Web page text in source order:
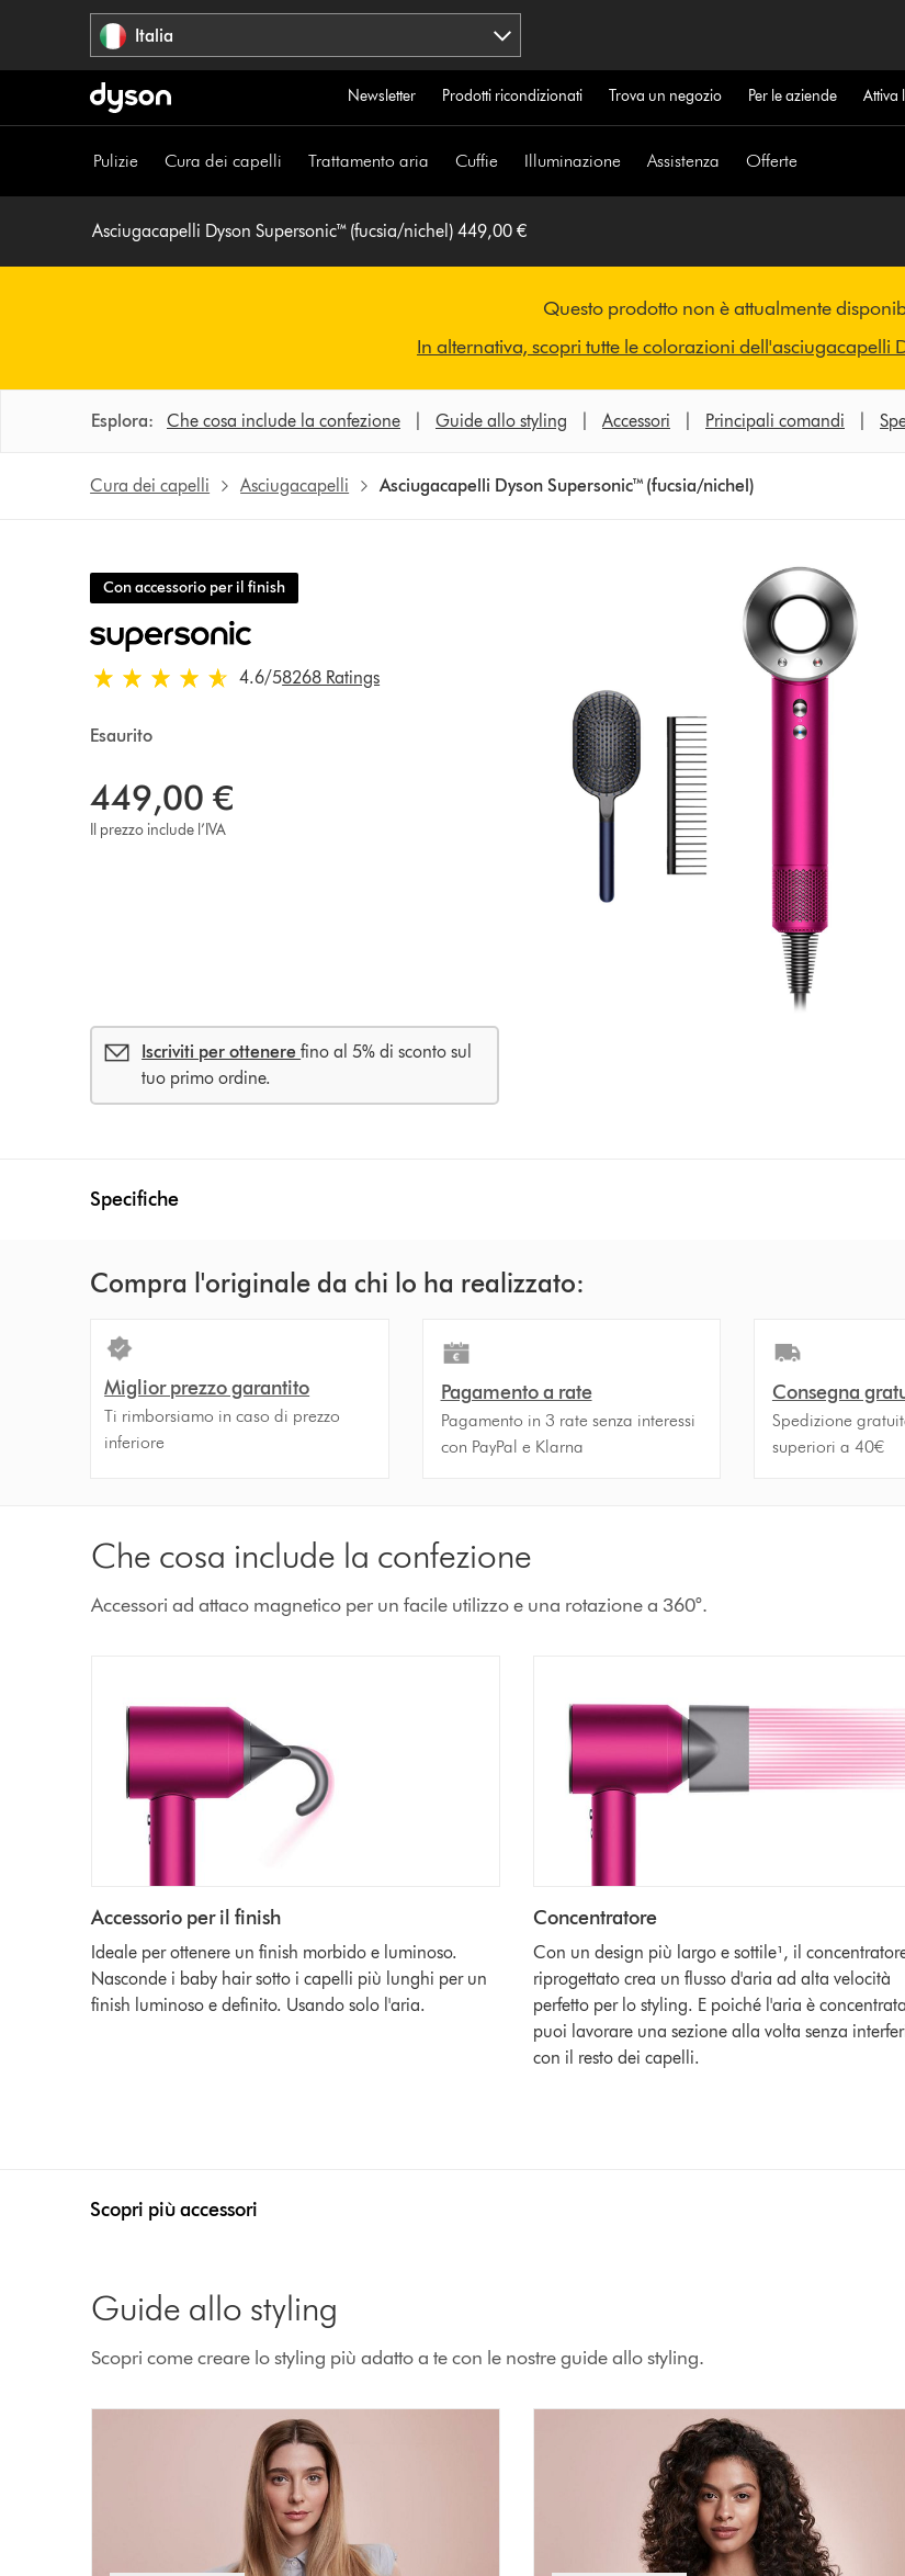
Italia
Newsletter Prodotti ricondizionati Trova un negozio Per le aziende Attiva
Pulizie Cura dei capelli Trattamento aria Cuffie Illuminazione Assistenza Offerte
Asciugacapelli Dyson Supersonic™ (fucsia/nichel) 449,00 €
Questo prodotto non è attualmente
In alternativa, scopri tutte le colorazioni dell'asciugacapelli
Esplora: Che cosa include la confezione Guide allo styling Accessori Principali comandi
Cura dei capelli Asciugacapelli Asciugacapelli Dyson Supersonic™ (fucsia/nichel)
Con accessorio per il finish
4.6 stelle su 5 da 8268 Ratings
4.6/58268 Ratings
Esaurito
449,00 €
Il prezzo include l’IVA
Iscriviti per ottenerefino al 5% di sconto sul
tuo primo ordine.
Specifiche
Compra l'originale da chi lo ha realizzato:
Miglior prezzo garantito
Ti rimborsiamo in caso di prezzo
inferiore
Pagamento a rate
Pagamento in 3 rate senza interessi
con PayPal e Klarna
Consegna
Spedizione
superiori a 40€
Che cosa include la confezione
Accessori ad attaco magnetico per un facile utilizzo e una rotazione a 360°.
Accessorio per il finish
Ideale per ottenere un finish morbido e luminoso.
Nasconde i baby hair sotto i capelli più lunghi per un
finish luminoso e definito. Usando solo l'aria.
Concentratore
Con un design più largo e sottile¹, il
riprogettato crea un flusso d'aria ad alta velocità
perfetto per lo styling. E poiché l'aria è
puoi lavorare una sezione alla volta senza
con il resto dei capelli.
Scopri più accessori
Guide allo styling
Scopri come creare lo styling più adatto a te con le nostre guide allo styling.